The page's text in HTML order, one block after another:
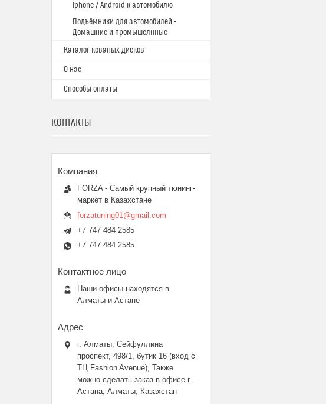
Iphone / Android к автомобилю
Подъёмники для автомобилей -
Домашние и промышелнные
Каталог кованых дисков
О нас
Способы оплаты
КОНТАКТЫ
FORZA - Самый крупный тюнинг-
маркет в Казахстане
forzatuning01@gmail.com
+7 747 484 2585
+7 747 484 2585
Наши офисы находятся в
Алматы и Астане
г. Алматы, Сейфуллина
проспект, 498/1, бутик 16 (вход с
ТЦ Fashion Avenue), Также
можно сделать заказ в офисе г.
Астана, Алматы, Казахстан